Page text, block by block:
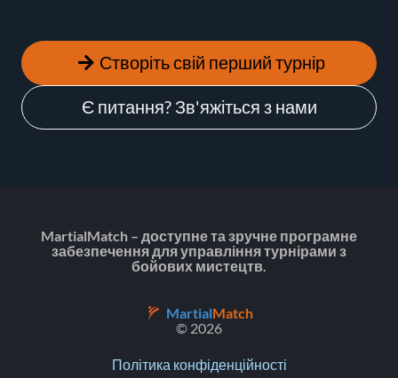
Створіть свій перший турнір
Є питання? Зв'яжіться з нами
MartialMatch – доступне та зручне програмне
забезпечення для управління турнірами з
бойових мистецтв.
MartialMatch
© 2026
Політика конфіденційності